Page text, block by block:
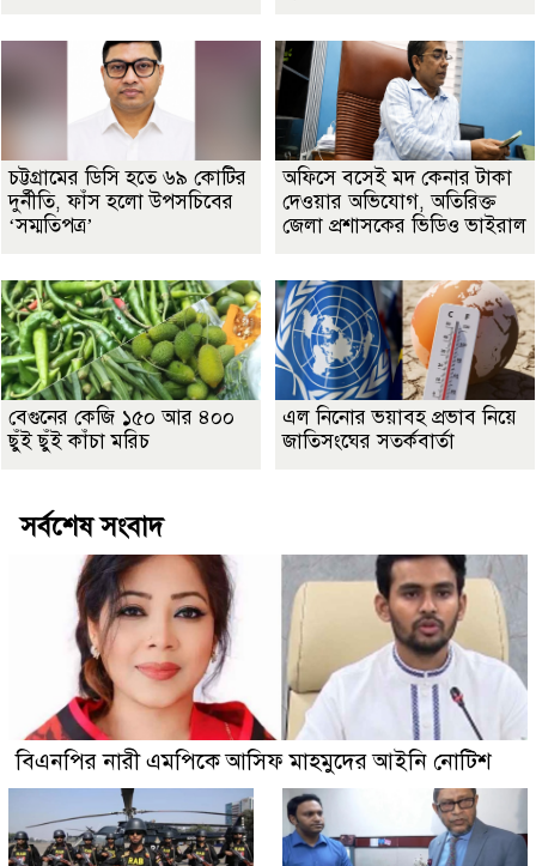
চট্টগ্রামের ডিসি হতে ৬৯ কোটির
দুর্নীতি, ফাঁস হলো উপসচিবের
‘সম্মতিপত্র’
অফিসে বসেই মদ কেনার টাকা
দেওয়ার অভিযোগ, অতিরিক্ত
জেলা প্রশাসকের ভিডিও ভাইরাল
বেগুনের কেজি ১৫০ আর ৪০০
ছুঁই ছুঁই কাঁচা মরিচ
এল নিনোর ভয়াবহ প্রভাব নিয়ে
জাতিসংঘের সতর্কবার্তা
সর্বশেষ সংবাদ
বিএনপির নারী এমপিকে আসিফ মাহমুদের আইনি নোটিশ